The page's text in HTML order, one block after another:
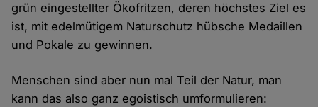
grün eingestellter Ökofritzen, deren höchstes Ziel es
ist, mit edelmütigem Naturschutz hübsche Medaillen
und Pokale zu gewinnen.
Menschen sind aber nun mal Teil der Natur, man
kann das also ganz egoistisch umformulieren: